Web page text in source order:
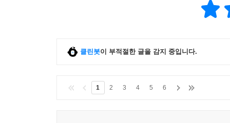
클린봇이 부적절한 글을 감지 중입니다.
1 2 3 4 5 6